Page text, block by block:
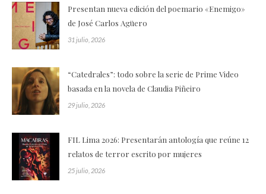
Presentan nueva edición del poemario «Enemigo»
de José Carlos Agüero
31 julio, 2026
“Catedrales”: todo sobre la serie de Prime Video
basada en la novela de Claudia Piñeiro
29 julio, 2026
FIL Lima 2026: Presentarán antología que reúne 12
relatos de terror escrito por mujeres
25 julio, 2026